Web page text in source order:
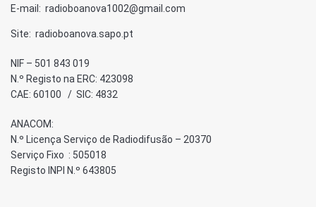
E-mail: radioboanova1002@gmail.com
Site: radioboanova.sapo.pt
NIF – 501 843 019
N.º Registo na ERC: 423098
CAE: 60100 / SIC: 4832
ANACOM:
N.º Licença Serviço de Radiodifusão – 20370
Serviço Fixo : 505018
Registo INPI N.º 643805